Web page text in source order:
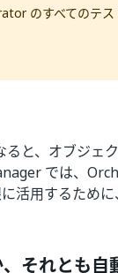
のすべてのテ
と、オブジェ
では、
活用するため
それとも自